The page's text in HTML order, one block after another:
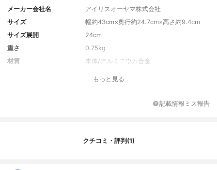
メーカー会社名
アイリスオーヤマ株式会社
サイズ
幅約43cm×奥行約24.7cm×高さ約9.4cm
サイズ展開
24cm
重さ
0.75kg
材質
本体/アルミニウム合金
フェノール樹脂
もっと見る
記載情報ミス報告
クチコミ・評判(1)